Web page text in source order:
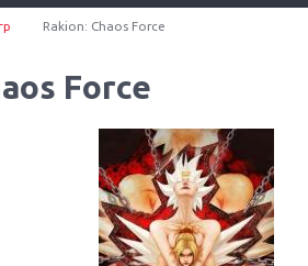
Rakion: Chaos Force
Force